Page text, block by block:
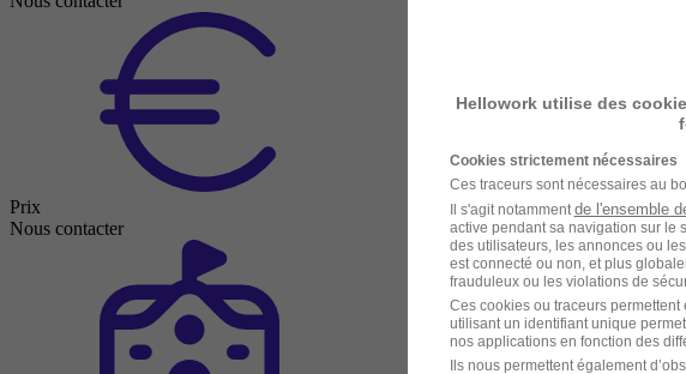
Prix
Nous contacter
Hellowork utilise des
Cookies strictement nécessaires
Ces traceurs sont nécessaires au
Il s'agit notamment de l'ensemble
active pendant sa navigation sur le
des utilisateurs, les annonces ou
est connecté ou non, et plus
frauduleux ou les violations de
Ces cookies ou traceurs
utilisant un identifiant unique
nos applications en fonction des
Ils nous permettent également